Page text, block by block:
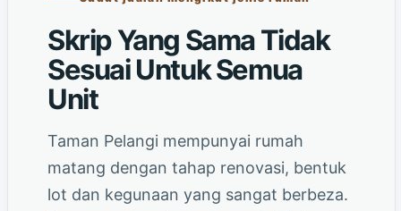
Skrip Yang Sama Tidak
Sesuai Untuk Semua
Unit
Taman Pelangi mempunyai rumah
matang dengan tahap renovasi, bentuk
lot dan kegunaan yang sangat berbeza.